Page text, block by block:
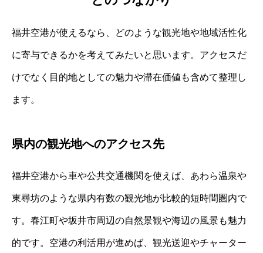
福井空港が使えるなら、どのような観光地や地域活性化
に寄与できるかを考えてみたいと思います。アクセスだ
けでなく目的地としての魅力や滞在価値も含めて整理し
ます。
県内の観光地へのアクセス先
福井空港から車や公共交通機関を使えば、あわら温泉や
東尋坊のような県内有数の観光地が比較的短時間圏内で
す。春江町や坂井市周辺の自然景観や海辺の風景も魅力
的です。空港の利活用が進めば、観光送迎やチャーター